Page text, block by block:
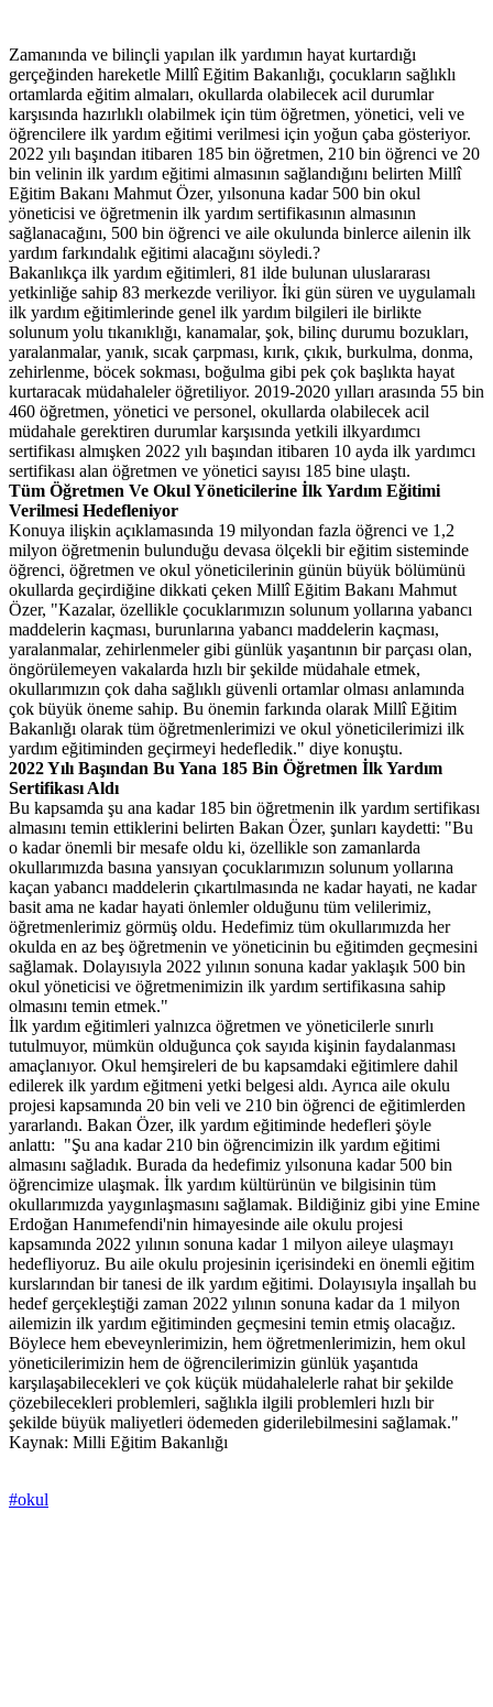
Zamanında ve bilinçli yapılan ilk yardımın hayat kurtardığı
gerçeğinden hareketle Millî Eğitim Bakanlığı, çocukların sağlıklı
ortamlarda eğitim almaları, okullarda olabilecek acil durumlar
karşısında hazırlıklı olabilmek için tüm öğretmen, yönetici, veli ve
öğrencilere ilk yardım eğitimi verilmesi için yoğun çaba gösteriyor.
2022 yılı başından itibaren 185 bin öğretmen, 210 bin öğrenci ve 20
bin velinin ilk yardım eğitimi almasının sağlandığını belirten Millî
Eğitim Bakanı Mahmut Özer, yılsonuna kadar 500 bin okul
yöneticisi ve öğretmenin ilk yardım sertifikasının almasının
sağlanacağını, 500 bin öğrenci ve aile okulunda binlerce ailenin ilk
yardım farkındalık eğitimi alacağını söyledi.?
Bakanlıkça ilk yardım eğitimleri, 81 ilde bulunan uluslararası
yetkinliğe sahip 83 merkezde veriliyor. İki gün süren ve uygulamalı
ilk yardım eğitimlerinde genel ilk yardım bilgileri ile birlikte
solunum yolu tıkanıklığı, kanamalar, şok, bilinç durumu bozukları,
yaralanmalar, yanık, sıcak çarpması, kırık, çıkık, burkulma, donma,
zehirlenme, böcek sokması, boğulma gibi pek çok başlıkta hayat
kurtaracak müdahaleler öğretiliyor. 2019-2020 yılları arasında 55 bin
460 öğretmen, yönetici ve personel, okullarda olabilecek acil
müdahale gerektiren durumlar karşısında yetkili ilkyardımcı
sertifikası almışken 2022 yılı başından itibaren 10 ayda ilk yardımcı
sertifikası alan öğretmen ve yönetici sayısı 185 bine ulaştı.
Tüm Öğretmen Ve Okul Yöneticilerine İlk Yardım Eğitimi
Verilmesi Hedefleniyor
Konuya ilişkin açıklamasında 19 milyondan fazla öğrenci ve 1,2
milyon öğretmenin bulunduğu devasa ölçekli bir eğitim sisteminde
öğrenci, öğretmen ve okul yöneticilerinin günün büyük bölümünü
okullarda geçirdiğine dikkati çeken Millî Eğitim Bakanı Mahmut
Özer, "Kazalar, özellikle çocuklarımızın solunum yollarına yabancı
maddelerin kaçması, burunlarına yabancı maddelerin kaçması,
yaralanmalar, zehirlenmeler gibi günlük yaşantının bir parçası olan,
öngörülemeyen vakalarda hızlı bir şekilde müdahale etmek,
okullarımızın çok daha sağlıklı güvenli ortamlar olması anlamında
çok büyük öneme sahip. Bu önemin farkında olarak Millî Eğitim
Bakanlığı olarak tüm öğretmenlerimizi ve okul yöneticilerimizi ilk
yardım eğitiminden geçirmeyi hedefledik." diye konuştu.
2022 Yılı Başından Bu Yana 185 Bin Öğretmen İlk Yardım
Sertifikası Aldı
Bu kapsamda şu ana kadar 185 bin öğretmenin ilk yardım sertifikası
almasını temin ettiklerini belirten Bakan Özer, şunları kaydetti: "Bu
o kadar önemli bir mesafe oldu ki, özellikle son zamanlarda
okullarımızda basına yansıyan çocuklarımızın solunum yollarına
kaçan yabancı maddelerin çıkartılmasında ne kadar hayati, ne kadar
basit ama ne kadar hayati önlemler olduğunu tüm velilerimiz,
öğretmenlerimiz görmüş oldu. Hedefimiz tüm okullarımızda her
okulda en az beş öğretmenin ve yöneticinin bu eğitimden geçmesini
sağlamak. Dolayısıyla 2022 yılının sonuna kadar yaklaşık 500 bin
okul yöneticisi ve öğretmenimizin ilk yardım sertifikasına sahip
olmasını temin etmek."
İlk yardım eğitimleri yalnızca öğretmen ve yöneticilerle sınırlı
tutulmuyor, mümkün olduğunca çok sayıda kişinin faydalanması
amaçlanıyor. Okul hemşireleri de bu kapsamdaki eğitimlere dahil
edilerek ilk yardım eğitmeni yetki belgesi aldı. Ayrıca aile okulu
projesi kapsamında 20 bin veli ve 210 bin öğrenci de eğitimlerden
yararlandı. Bakan Özer, ilk yardım eğitiminde hedefleri şöyle
anlattı: "Şu ana kadar 210 bin öğrencimizin ilk yardım eğitimi
almasını sağladık. Burada da hedefimiz yılsonuna kadar 500 bin
öğrencimize ulaşmak. İlk yardım kültürünün ve bilgisinin tüm
okullarımızda yaygınlaşmasını sağlamak. Bildiğiniz gibi yine Emine
Erdoğan Hanımefendi'nin himayesinde aile okulu projesi
kapsamında 2022 yılının sonuna kadar 1 milyon aileye ulaşmayı
hedefliyoruz. Bu aile okulu projesinin içerisindeki en önemli eğitim
kurslarından bir tanesi de ilk yardım eğitimi. Dolayısıyla inşallah bu
hedef gerçekleştiği zaman 2022 yılının sonuna kadar da 1 milyon
ailemizin ilk yardım eğitiminden geçmesini temin etmiş olacağız.
Böylece hem ebeveynlerimizin, hem öğretmenlerimizin, hem okul
yöneticilerimizin hem de öğrencilerimizin günlük yaşantıda
karşılaşabilecekleri ve çok küçük müdahalelerle rahat bir şekilde
çözebilecekleri problemleri, sağlıkla ilgili problemleri hızlı bir
şekilde büyük maliyetleri ödemeden giderilebilmesini sağlamak."
Kaynak: Milli Eğitim Bakanlığı
#okul